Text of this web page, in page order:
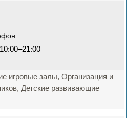
игровые залы, Организация и
Детские развивающие